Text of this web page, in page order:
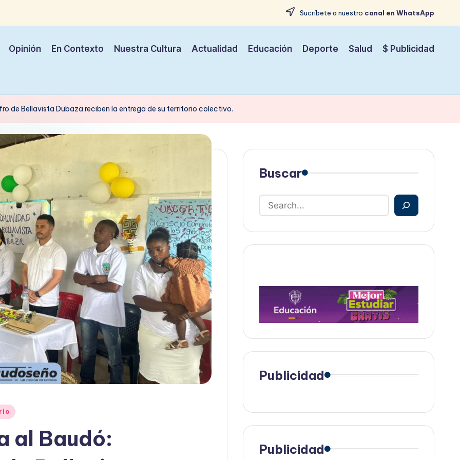
Sucríbete a nuestro canal en WhatsApp
Opinión En Contexto Nuestra Cultura Actualidad Educación Deporte Salud $ Publicidad
de Bellavista Dubaza reciben la entrega de su territorio colectivo.
al Baudó:
Buscar
Publicidad
Publicidad